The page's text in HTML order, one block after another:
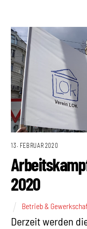
13. FEBRUAR 2020
2020
Betrieb &
Derzeit werden